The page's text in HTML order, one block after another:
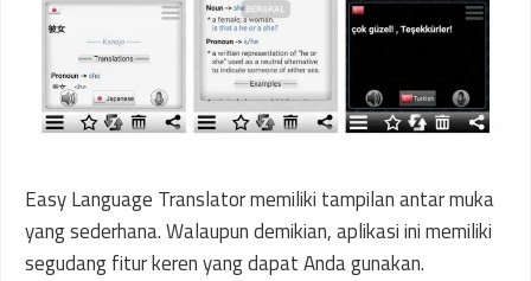
Easy Language Translator memiliki tampilan antar muka
yang sederhana. Walaupun demikian, aplikasi ini memiliki
segudang fitur keren yang dapat Anda gunakan.